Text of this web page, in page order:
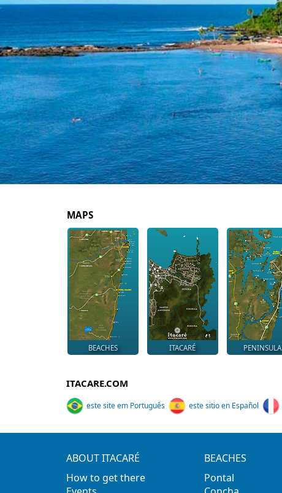
MAPS
BEACHES ITACARÉ PENINSULA
ITACARE.COM
este site em Português este sitio en Español
ABOUT ITACARÉ
How to get there
BEACHES
Pontal